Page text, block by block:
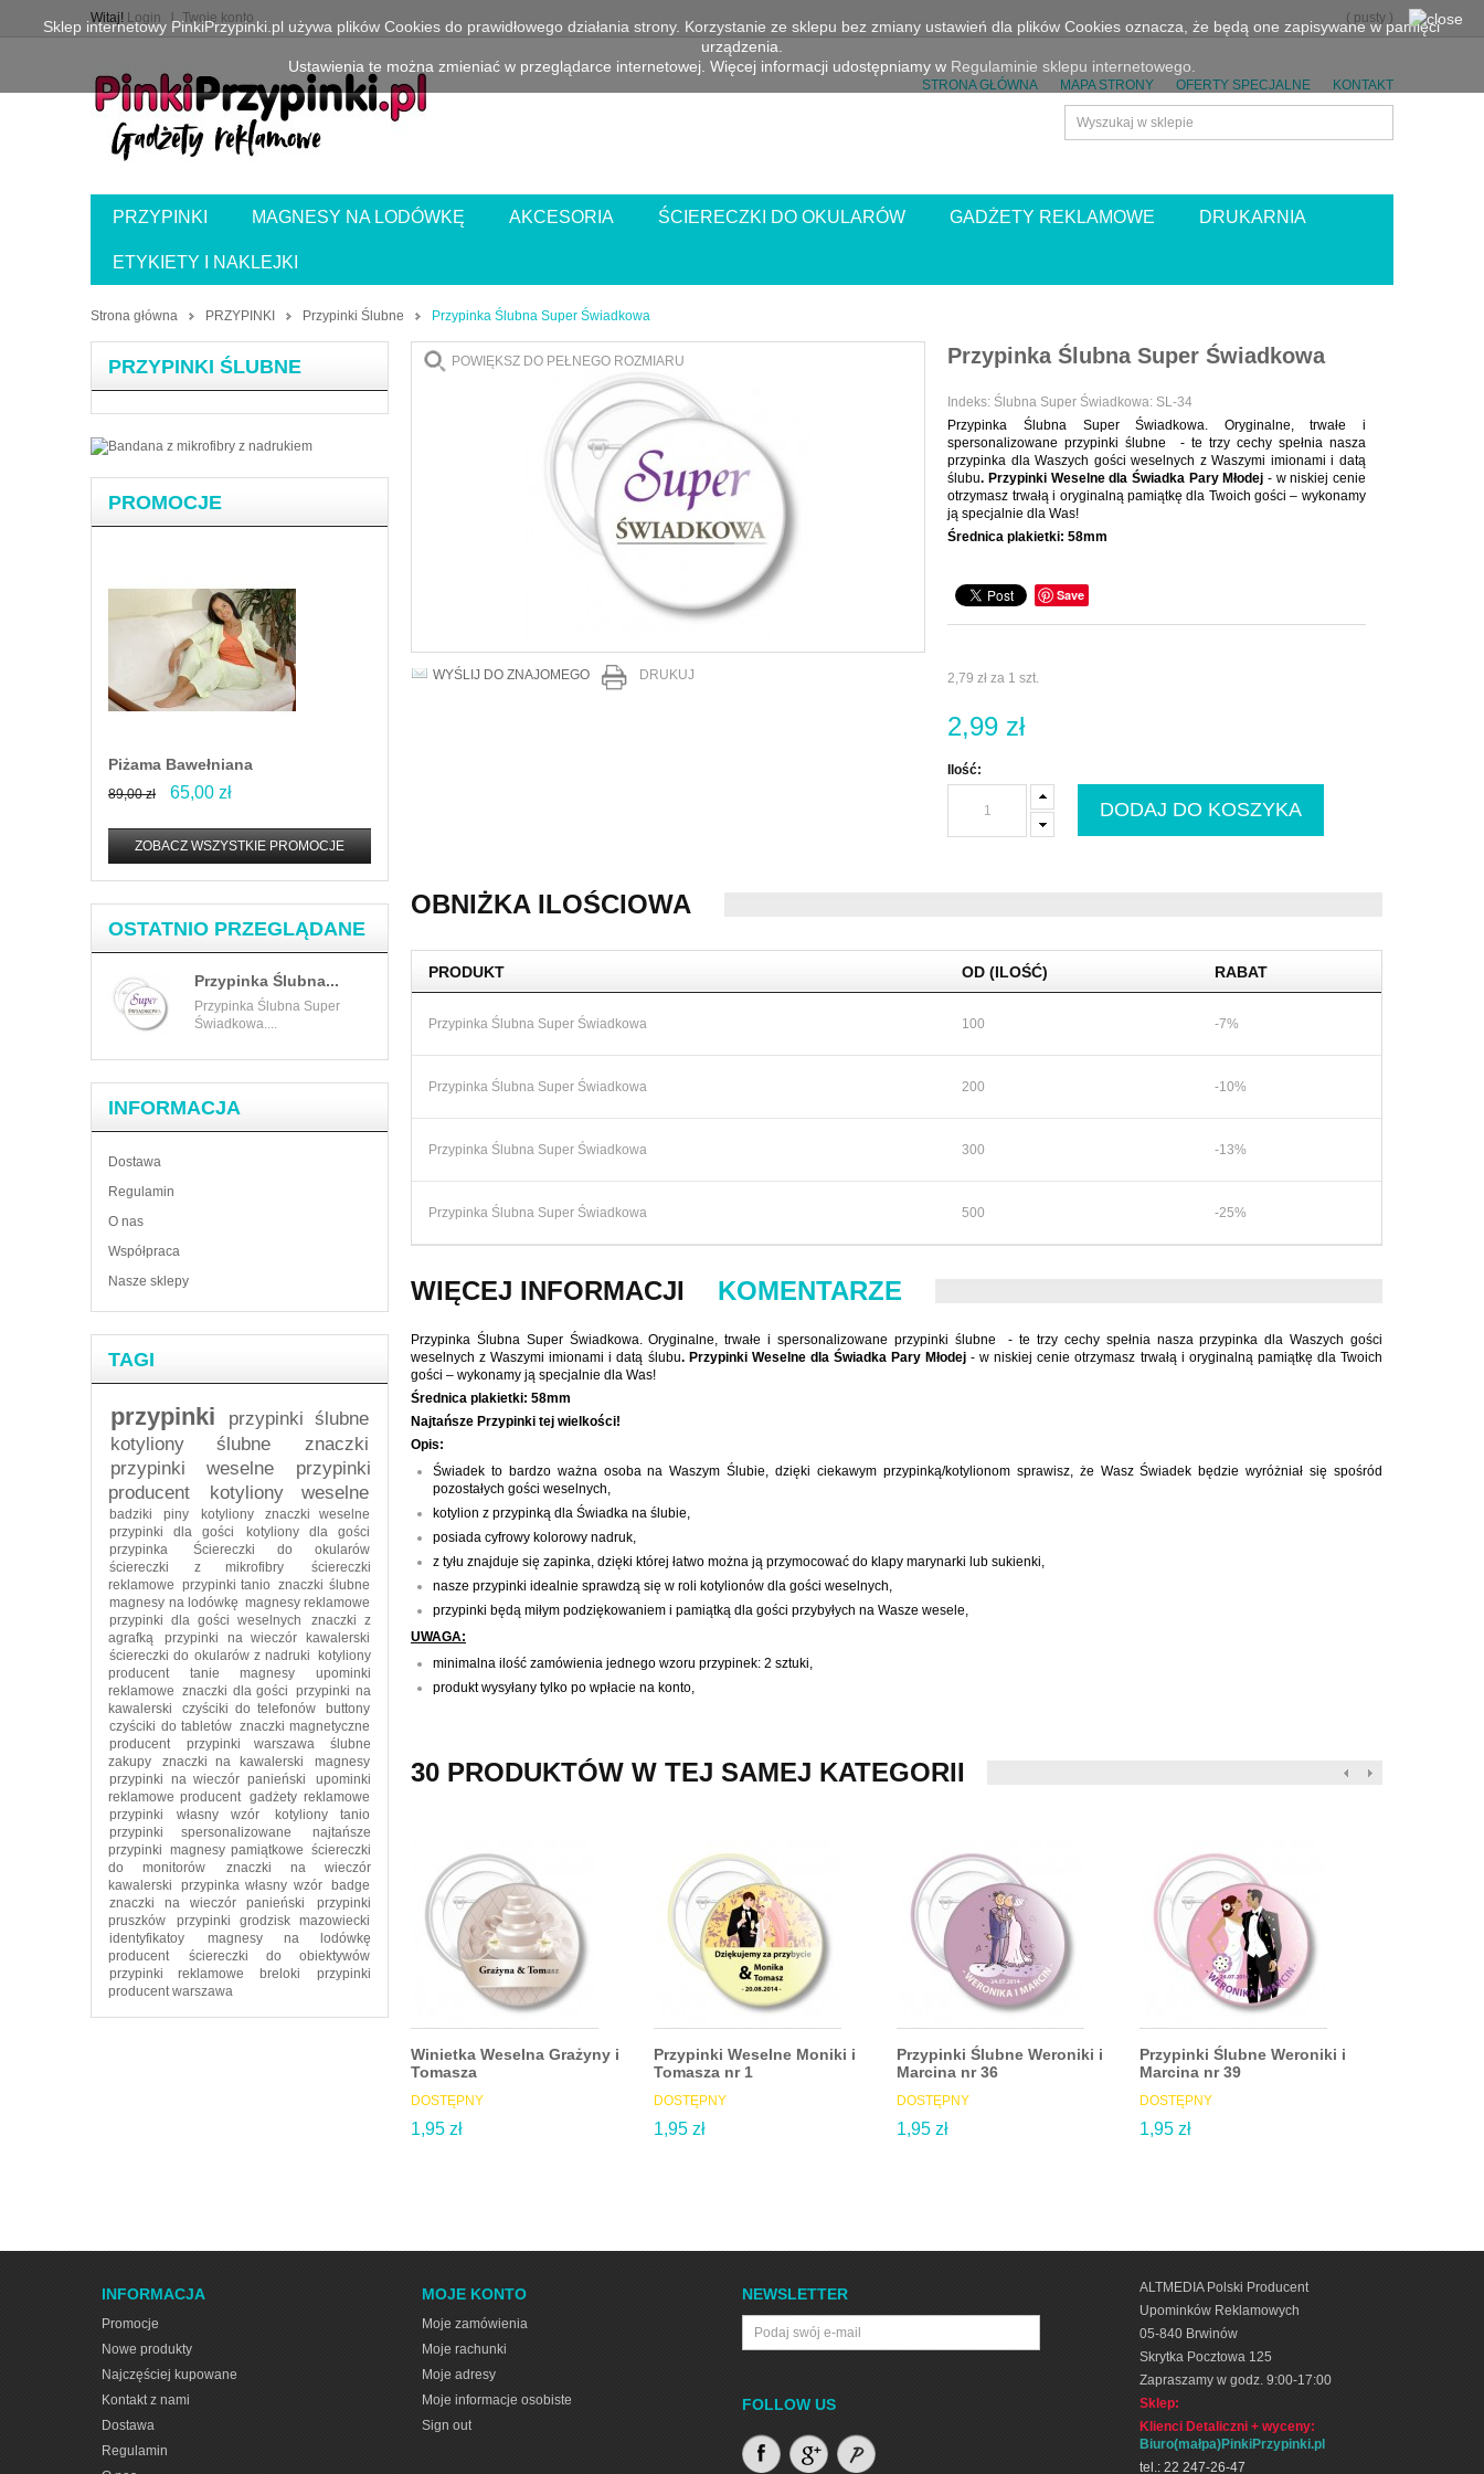
Witaj! Login Twoje konto ( pusty )
STRONA GŁÓWNA MAPA STRONY OFERTY SPECJALNE KONTAKT
PRZYPINKI MAGNESY NA LODÓWKĘ AKCESORIA ŚCIERECZKI DO OKULARÓW GADŻETY REKLAMOWE DRUKARNIA
ETYKIETY I NAKLEJKI
Strona główna PRZYPINKI Przypinki Ślubne Przypinka Ślubna Super Świadkowa
PRZYPINKI ŚLUBNE
PROMOCJE
Piżama Bawełniana
89,00 zł 65,00 zł
ZOBACZ WSZYSTKIE PROMOCJE
OSTATNIO PRZEGLĄDANE
Przypinka Ślubna...
Przypinka Ślubna Super
Świadkowa....
INFORMACJA
Dostawa
Regulamin
O nas
Współpraca
Nasze sklepy
TAGI
przypinki
przypinki ślubne
kotyliony ślubne
znaczki
przypinki weselne
przypinki
producent
kotyliony weselne
badziki piny kotyliony
znaczki weselne
przypinki dla gości
kotyliony dla gości
przypinka
Ściereczki do okularów
ściereczki z mikrofibry
ściereczki
reklamowe przypinki tanio znaczki ślubne
magnesy na lodówkę magnesy reklamowe
przypinki dla gości weselnych
znaczki z
agrafką
przypinki na wieczór kawalerski
ściereczki do okularów z nadruki kotyliony
producent
tanie magnesy
upominki
reklamowe znaczki dla gości przypinki na
kawalerski
czyściki do telefonów
buttony
czyściki do tabletów znaczki magnetyczne
producent
przypinki warszawa
ślubne
zakupy
znaczki na kawalerski
magnesy
przypinki na wieczór panieński
upominki
reklamowe producent gadżety reklamowe
przypinki własny wzór
kotyliony tanio
przypinki spersonalizowane
najtańsze
przypinki magnesy pamiątkowe ściereczki
do monitorów
znaczki na wieczór
kawalerski
przypinka własny wzór badge
znaczki na wieczór panieński
przypinki
pruszków
przypinki grodzisk mazowiecki
identyfikatoy
magnesy na lodówkę
producent
ściereczki do obiektywów
przypinki reklamowe
breloki
przypinki
producent warszawa
POWIĘKSZ DO PEŁNEGO ROZMIARU
WYŚLIJ DO ZNAJOMEGO DRUKUJ
Przypinka Ślubna Super Świadkowa
Indeks: Ślubna Super Świadkowa: SL-34
Przypinka Ślubna Super Świadkowa. Oryginalne, trwałe i
spersonalizowane przypinki ślubne - te trzy cechy spełnia nasza
przypinka dla Waszych gości weselnych z Waszymi imionami i datą
ślubu. Przypinki Weselne dla Świadka Pary Młodej - w niskiej cenie
otrzymasz trwałą i oryginalną pamiątkę dla Twoich gości – wykonamy
ją specjalnie dla Was!
Średnica plakietki: 58mm
Save
2,79 zł za 1 szt.
2,99 zł
Ilość:
OBNIŻKA ILOŚCIOWA
PRODUKT OD (ILOŚĆ) RABAT
Przypinka Ślubna Super Świadkowa 100 -7%
Przypinka Ślubna Super Świadkowa 200 -10%
Przypinka Ślubna Super Świadkowa 300 -13%
Przypinka Ślubna Super Świadkowa 500 -25%
WIĘCEJ INFORMACJI KOMENTARZE
Przypinka Ślubna Super Świadkowa. Oryginalne, trwałe i spersonalizowane przypinki ślubne - te trzy cechy spełnia nasza przypinka dla Waszych gości
weselnych z Waszymi imionami i datą ślubu. Przypinki Weselne dla Świadka Pary Młodej - w niskiej cenie otrzymasz trwałą i oryginalną pamiątkę dla Twoich
gości – wykonamy ją specjalnie dla Was!
Średnica plakietki: 58mm
Najtańsze Przypinki tej wielkości!
Opis:
Świadek to bardzo ważna osoba na Waszym Ślubie, dzięki ciekawym przypinką/kotylionom sprawisz, że Wasz Świadek będzie wyróżniał się spośród
pozostałych gości weselnych,
kotylion z przypinką dla Świadka na ślubie,
posiada cyfrowy kolorowy nadruk,
z tyłu znajduje się zapinka, dzięki której łatwo można ją przymocować do klapy marynarki lub sukienki,
nasze przypinki idealnie sprawdzą się w roli kotylionów dla gości weselnych,
przypinki będą miłym podziękowaniem i pamiątką dla gości przybyłych na Wasze wesele,
UWAGA:
minimalna ilość zamówienia jednego wzoru przypinek: 2 sztuki,
produkt wysyłany tylko po wpłacie na konto,
30 PRODUKTÓW W TEJ SAMEJ KATEGORII
Winietka Weselna Grażyny i
Tomasza
DOSTĘPNY
1,95 zł
Przypinki Weselne Moniki i
Tomasza nr 1
DOSTĘPNY
1,95 zł
Przypinki Ślubne Weroniki i
Marcina nr 36
DOSTĘPNY
1,95 zł
Przypinki Ślubne Weroniki i
Marcina nr 39
DOSTĘPNY
1,95 zł
INFORMACJA
Promocje
Nowe produkty
Najczęściej kupowane
Kontakt z nami
Dostawa
Regulamin
MOJE KONTO
Moje zamówienia
Moje rachunki
Moje adresy
Moje informacje osobiste
Sign out
NEWSLETTER
FOLLOW US
ALTMEDIA Polski Producent
Upominków Reklamowych
05-840 Brwinów
Skrytka Pocztowa 125
Zapraszamy w godz. 9:00-17:00
Sklep:
Klienci Detaliczni + wyceny:
Biuro(małpa)PinkiPrzypinki.pl
tel.: 22 247-26-47
Sklep internetowy PinkiPrzypinki.pl używa plików Cookies do prawidłowego działania strony. Korzystanie ze sklepu bez zmiany ustawień dla plików Cookies oznacza, że będą one zapisywane w pamięci
urządzenia.
Ustawienia te można zmieniać w przeglądarce internetowej. Więcej informacji udostępniamy w Regulaminie sklepu internetowego.